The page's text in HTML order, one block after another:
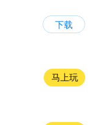
下载
马上玩